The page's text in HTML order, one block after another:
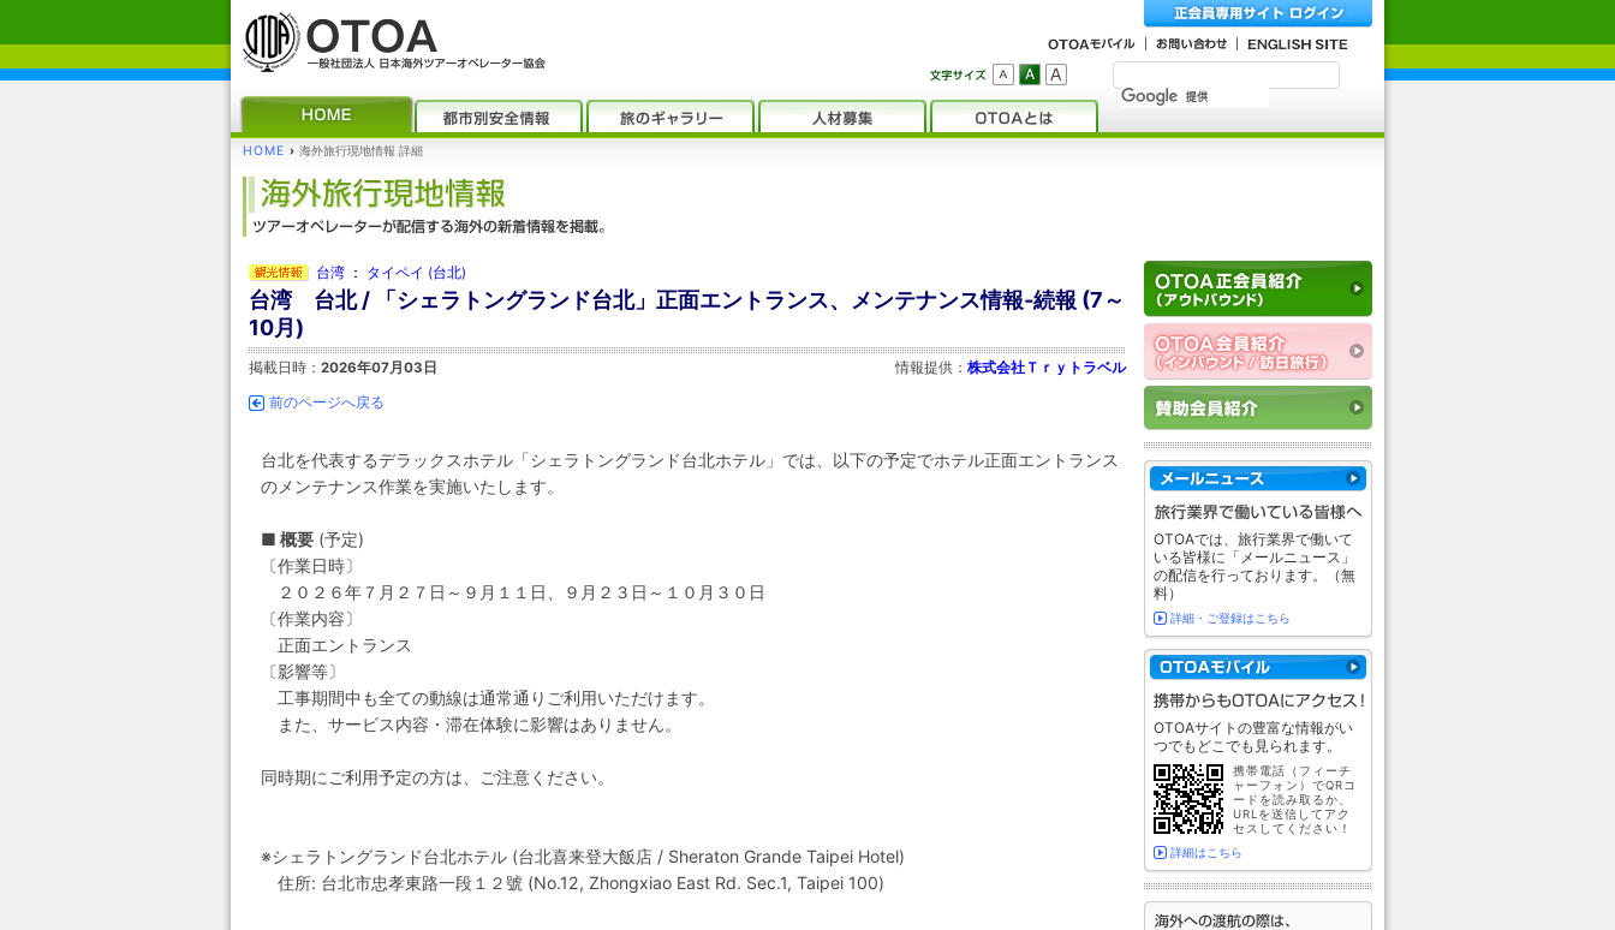
HOME › 海外旅行現地情報 詳細
台湾 ： タイペイ (台北)
台湾 台北 / 「シェラトングランド台北」正面エントランス、メンテナンス情報‐続報 (7～
10月)
掲載日時： 2026年07月03日 情報提供： 株式会社Ｔｒｙトラベル
前のページへ戻る
台北を代表するデラックスホテル「シェラトングランド台北ホテル」では、以下の予定でホテル正面エントランス
のメンテナンス作業を実施いたします。
■ 概要 (予定)
〔作業日時〕
２０２６年７月２７日～９月１１日、９月２３日～１０月３０日
〔作業内容〕
正面エントランス
〔影響等〕
工事期間中も全ての動線は通常通りご利用いただけます。
また、サービス内容・滞在体験に影響はありません。
同時期にご利用予定の方は、ご注意ください。
※シェラトングランド台北ホテル (台北喜来登大飯店 / Sheraton Grande Taipei Hotel)
住所: 台北市忠孝東路一段１２號 (No.12, Zhongxiao East Rd. Sec.1, Taipei 100)
OTOAでは、旅行業界で働いて
いる皆様に「メールニュース」
の配信を行っております。（無
料）
詳細・ご登録はこちら
OTOAサイトの豊富な情報がい
つでもどこでも見られます。
携帯電話（フィーチ
ャーフォン）でQRコ
ードを読み取るか、
URLを送信してアク
セスしてください！
詳細はこちら